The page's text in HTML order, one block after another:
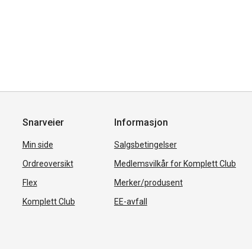
Snarveier
Min side
Ordreoversikt
Flex
Komplett Club
Informasjon
Salgsbetingelser
Medlemsvilkår for Komplett Club
Merker/produsent
EE-avfall